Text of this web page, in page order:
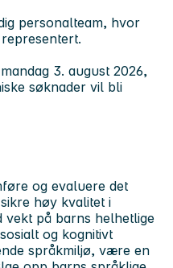
personalteam, hvor
3. august 2026,
søknader vil bli
og evaluere det
høy kvalitet i
vekt på barns helhetlige
og kognitivt
språkmiljø, være en